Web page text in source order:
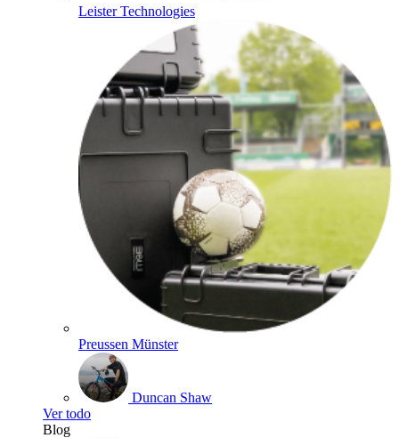
Leister Technologies
Preussen Münster
Duncan Shaw
Ver todo
Blog